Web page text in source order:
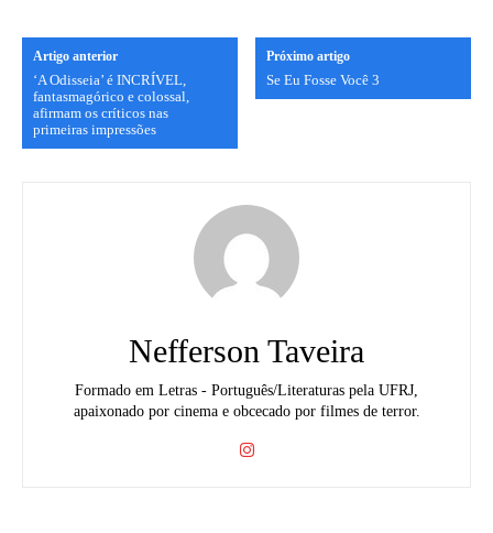
Artigo anterior
‘A Odisseia’ é INCRÍVEL,
fantasmagórico e colossal,
afirmam os críticos nas
primeiras impressões
Próximo artigo
Se Eu Fosse Você 3
Nefferson Taveira
Formado em Letras - Português/Literaturas pela UFRJ,
apaixonado por cinema e obcecado por filmes de terror.